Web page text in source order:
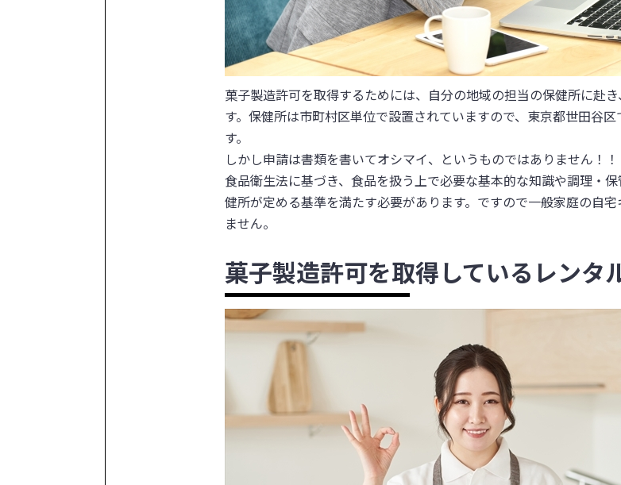
菓子製造許可を取得するためには、自分の地域の担当の保健所に赴
す。保健所は市町村区単位で設置されていますので、東京都世田谷
す。
しかし申請は書類を書いてオシマイ、というものではありません！！
食品衛生法に基づき、食品を扱う上で必要な基本的な知識や調理・
健所が定める基準を満たす必要があります。ですので一般家庭の自
ません。
菓子製造許可を取得しているレンタ